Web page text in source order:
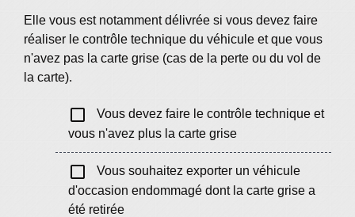
Elle vous est notamment délivrée si vous devez faire
réaliser le contrôle technique du véhicule et que vous
n'avez pas la carte grise (cas de la perte ou du vol de
la carte).
check_box_outline_blank
Vous devez faire le contrôle technique et
vous n'avez plus la carte grise
check_box_outline_blank
Vous souhaitez exporter un véhicule
d'occasion endommagé dont la carte grise a
été retirée